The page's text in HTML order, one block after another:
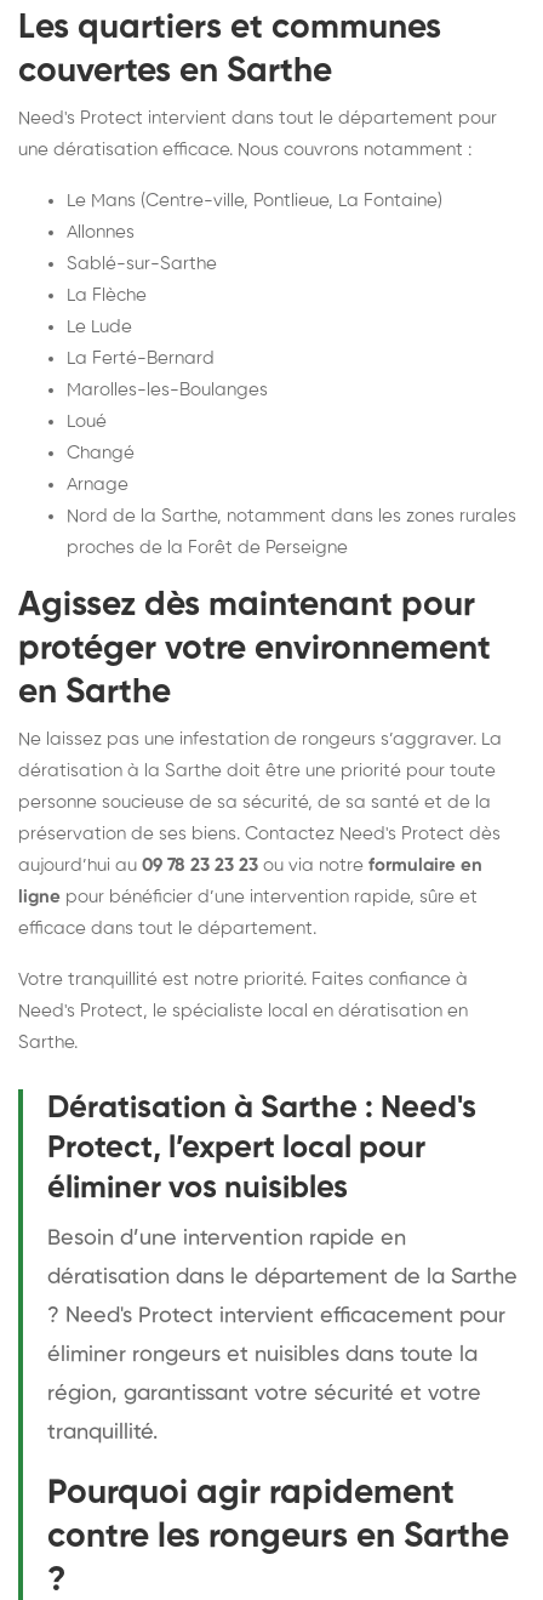
Les quartiers et communes
couvertes en Sarthe
Need's Protect intervient dans tout le département pour
une dératisation efficace. Nous couvrons notamment :
Le Mans (Centre-ville, Pontlieue, La Fontaine)
Allonnes
Sablé-sur-Sarthe
La Flèche
Le Lude
La Ferté-Bernard
Marolles-les-Boulanges
Loué
Changé
Arnage
Nord de la Sarthe, notamment dans les zones rurales
proches de la Forêt de Perseigne
Agissez dès maintenant pour
protéger votre environnement
en Sarthe
Ne laissez pas une infestation de rongeurs s’aggraver. La
dératisation à la Sarthe doit être une priorité pour toute
personne soucieuse de sa sécurité, de sa santé et de la
préservation de ses biens. Contactez Need's Protect dès
aujourd’hui au 09 78 23 23 23 ou via notre formulaire en
ligne pour bénéficier d’une intervention rapide, sûre et
efficace dans tout le département.
Votre tranquillité est notre priorité. Faites confiance à
Need's Protect, le spécialiste local en dératisation en
Sarthe.
Dératisation à Sarthe : Need's
Protect, l’expert local pour
éliminer vos nuisibles
Besoin d’une intervention rapide en
dératisation dans le département de la Sarthe
? Need's Protect intervient efficacement pour
éliminer rongeurs et nuisibles dans toute la
région, garantissant votre sécurité et votre
tranquillité.
Pourquoi agir rapidement
contre les rongeurs en Sarthe
?